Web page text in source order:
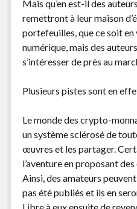
Mais qu’en est-il des
remettront à leur maison
portefeuilles, que ce soit
numérique, mais des
s’intéresser de près au
Plusieurs pistes sont en
Le monde des crypto-
un système sclérosé de
œuvres et les partager.
l’aventure en proposant
Ainsi, des amateurs
pas été publiés et ils en